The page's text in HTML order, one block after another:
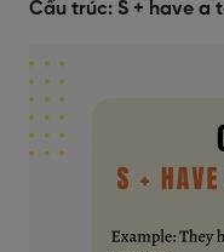
Cấu trúc: S + have a